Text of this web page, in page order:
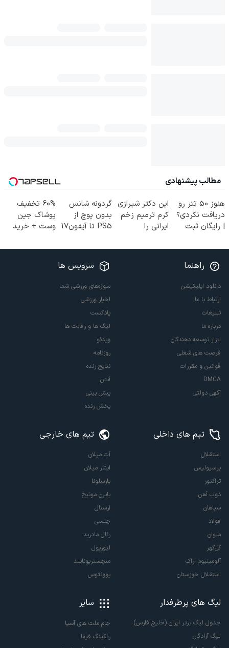
مطالب پیشنهادی
هنوز 50 تتر رو
دریافت نکردی؟
| رایگان ثبت
شروع کن!
این دکتر شیرازی
کرم ترمیم زخم
ایرانی را
گردونه شانس
بدون پوچ از
PS5 تا آیفون17
60% تخفیف
پوشاک جین
وست + خرید
راهنما
دانلود اپلیکیشن
ارتباط با ما
تبلیغات
درباره ما
ابزار توسعه دهندگان
فرصت های شغلی
قوانین و مقررات
DMCA
آگهی دولتی
سرویس ها
سوژه‌های ورزشی شما
اخبار ورزشی
پادکست
لیگ ها و رقابت ها
ویدئو
روزنامه
نتایج زنده
آنتن
پیش بینی
پخش زنده
تیم های داخلی
استقلال
پرسپولیس
تراکتور
ذوب آهن
سپاهان
فولاد
ملوان
گل‌گهر
آلومینیوم اراک
استقلال خوزستان
تیم های خارجی
آث میلان
اینتر میلان
بارسلونا
بایرن مونیخ
آرسنال
چلسی
رئال مادرید
لیورپول
منچستریونایتد
یوونتوس
لیگ های پرطرفدار
جدول لیگ برتر ایران (خلیج فارس)
لیگ آزادگان
سایر
جام ملت های آسیا
رنکینگ فیفا